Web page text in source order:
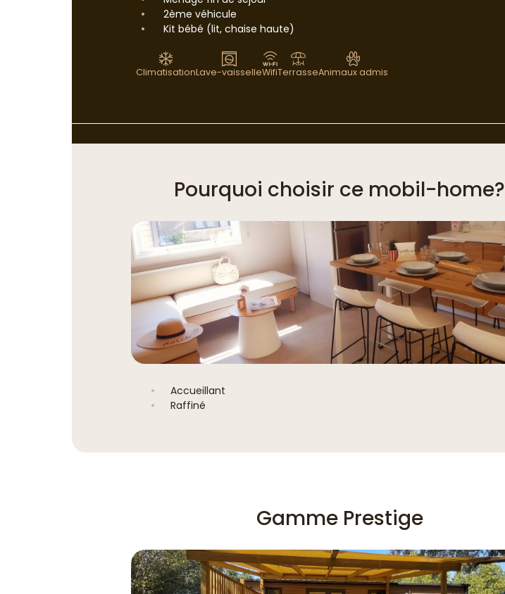
2ème véhicule
Kit bébé (lit, chaise haute)
ClimatisationLave-vaisselleWifiTerrasseAnimaux admis
Pourquoi choisir ce mobil-home?
Accueillant
Raffiné
Gamme Prestige